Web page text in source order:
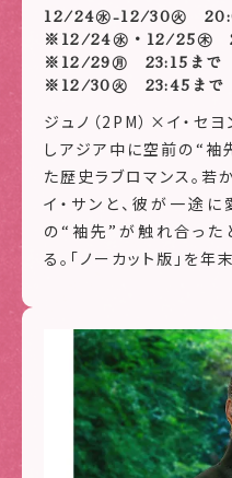
12/24㊌-12/30㊋
※12/24㊌・12/25㊍
※12/29㊊ 23:15まで
※12/30㊋ 23:45まで
ジュノ（2PM）×イ・セ
しアジア中に空前の“袖
た歴史ラブロマンス。
イ・サンと、彼が一途
の“袖先”が触れ合った
る。「ノーカット版」を年